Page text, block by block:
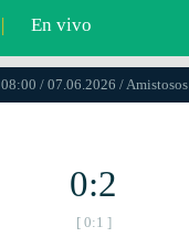
| En vivo
08:00 / 07.06.2026 / Amistosos
0:2
[ 0:1 ]